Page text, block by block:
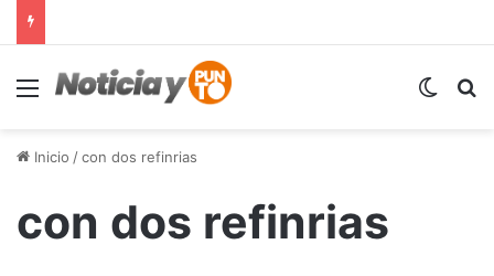
Menú
Inicio /con dos refinrias
con dos refinrias